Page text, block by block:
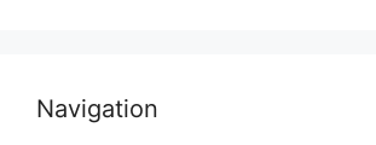
Navigation